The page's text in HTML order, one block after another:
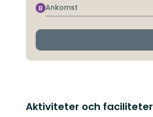
Ankomst
B
Aktiviteter och faciliteter